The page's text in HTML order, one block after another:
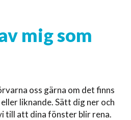
mig som
oss gärna om det finns
liknande. Sätt dig ner och
till att dina fönster blir rena.